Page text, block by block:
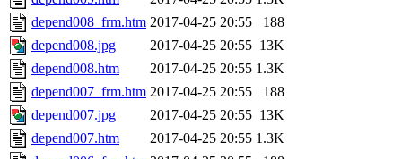
depend008_frm.htm 2017-04-25 20:55
188
depend008.jpg
2017-04-25 20:55 13K
depend008.htm
2017-04-25 20:55 1.3K
depend007_frm.htm 2017-04-25 20:55
188
depend007.jpg
2017-04-25 20:55 13K
depend007.htm
2017-04-25 20:55 1.3K